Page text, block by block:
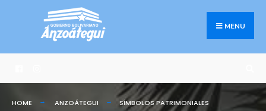
MENU
HOME ANZOÁTEGUI SÍMBOLOS PATRIMONIALES